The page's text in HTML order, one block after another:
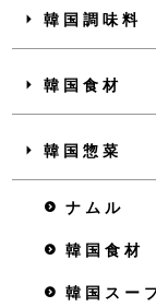
韓国調味料
韓国食材
韓国惣菜
ナムル
韓国食材
韓国スー